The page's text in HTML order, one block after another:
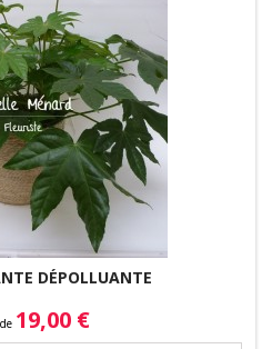
DÉPOLLUANTE
19,00 €